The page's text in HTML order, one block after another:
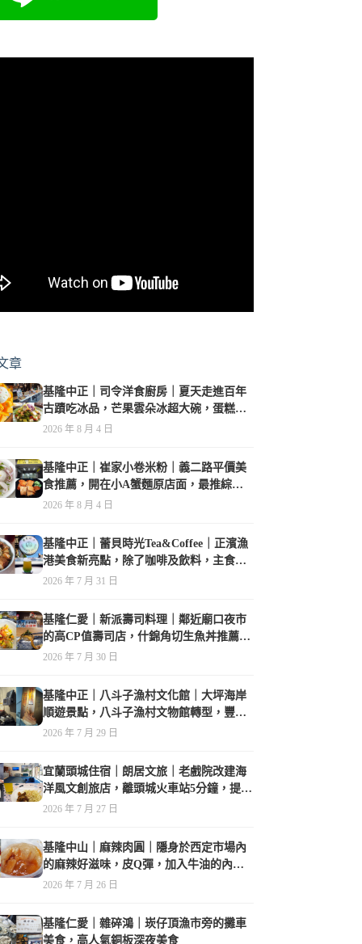
章
基隆中正｜司令洋食廚房｜夏天走進百年
古蹟吃冰品，芒果雲朵冰超大碗，蛋糕、
甜點及炸物都在水準之上
2026 年 8 月 4 日
基隆中正｜崔家小卷米粉｜義二路平價美
食推薦，開在小A蟹麵原店面，最推綜合
海鮮麵
2026 年 8 月 4 日
基隆中正｜蕾貝時光Tea&Coffee｜正濱漁
港美食新亮點，除了咖啡及飲料，主食也
很有特色
2026 年 7 月 31 日
基隆仁愛｜新派壽司料理｜鄰近廟口夜市
的高CP值壽司店，什錦角切生魚丼推薦必
點
2026 年 7 月 30 日
基隆中正｜八斗子漁村文化館｜大坪海岸
順遊景點，八斗子漁村文物館轉型，豐富
的漁業文物，值得走訪
2026 年 7 月 29 日
宜蘭頭城住宿｜朗居文旅｜老戲院改建海
洋風文創旅店，離頭城火車站5分鐘，提供
免費夜間宵夜，親子遊戲空間
2026 年 7 月 27 日
基隆中山｜麻辣肉圓｜隱身於西定市場內
的麻辣好滋味，皮Q彈，加入牛油的內餡
香氣誘人
2026 年 7 月 26 日
基隆仁愛｜雜碎鴻｜崁仔頂漁市旁的攤車
美食，高人氣銅板深夜美食